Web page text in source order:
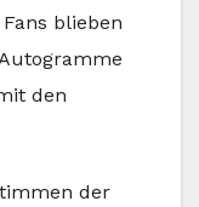
blieben
den
der